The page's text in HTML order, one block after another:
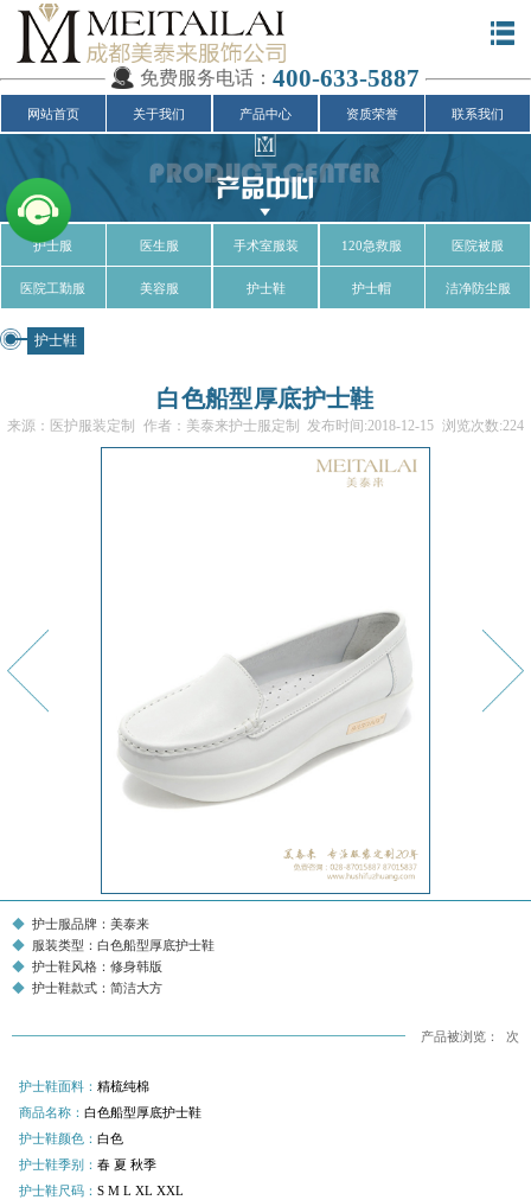
免费服务电话： 400-633-5887
网站首页 关于我们 产品中心 资质荣誉 联系我们
护士服 医生服 手术室服装 120急救服 医院被服
医院工勤服 美容服 护士鞋 护士帽 洁净防尘服
护士鞋
白色船型厚底护士鞋
来源：医护服装定制 作者：美泰来护士服定制 发布时间:2018-12-15 浏览次数:224
护士服品牌：美泰来
服装类型：白色船型厚底护士鞋
护士鞋风格：修身韩版
护士鞋款式：简洁大方
产品被浏览： 次
护士鞋面料： 精梳纯棉
商品名称： 白色船型厚底护士鞋
护士鞋颜色： 白色
护士鞋季别： 春 夏 秋季
护士鞋尺码： S M L XL XXL